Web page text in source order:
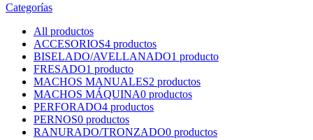
Categorías
All productos
ACCESORIOS4 productos
BISELADO/AVELLANADO1 producto
FRESADO1 producto
MACHOS MANUALES2 productos
MACHOS MÁQUINA0 productos
PERFORADO4 productos
PERNOS0 productos
RANURADO/TRONZADO0 productos